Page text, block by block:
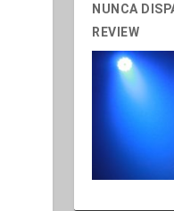
NUNCA
REVIEW